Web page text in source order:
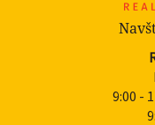
9:00 -